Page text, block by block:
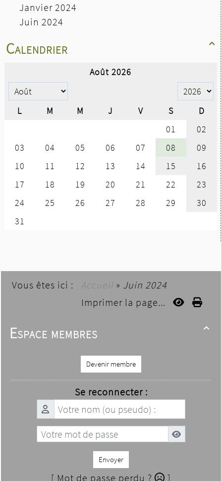
Janvier 2024
Juin 2024

Calendrier
Vous êtes ici : Accueil » Juin 2024
Imprimer la page...

Espace membres
Devenir membre
Se reconnecter :
Envoyer
[ Mot de passe perdu ? ]